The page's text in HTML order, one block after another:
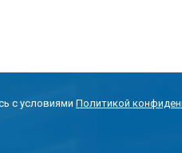
с условиями Политикой